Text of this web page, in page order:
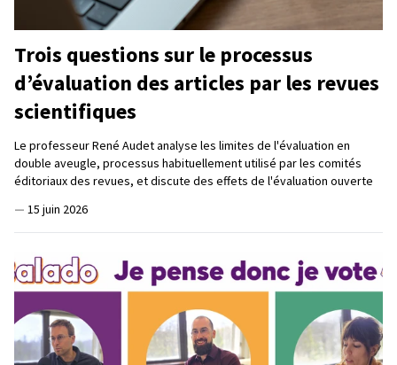
Trois questions sur le processus
d’évaluation des articles par les revues
scientifiques
Le professeur René Audet analyse les limites de l'évaluation en
double aveugle, processus habituellement utilisé par les comités
éditoriaux des revues, et discute des effets de l'évaluation ouverte
— 15 juin 2026